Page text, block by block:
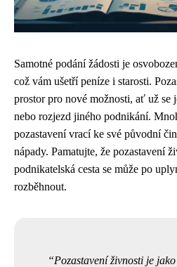
Samotné podání žádosti je
což vám ušetří peníze i starosti.
prostor pro nové možnosti, ať už se
nebo rozjezd jiného podnikání.
pozastavení vrací ke své původní
nápady. Pamatujte, že pozastavení
podnikatelská cesta se může po
rozběhnout.
Pozastavení živnosti je